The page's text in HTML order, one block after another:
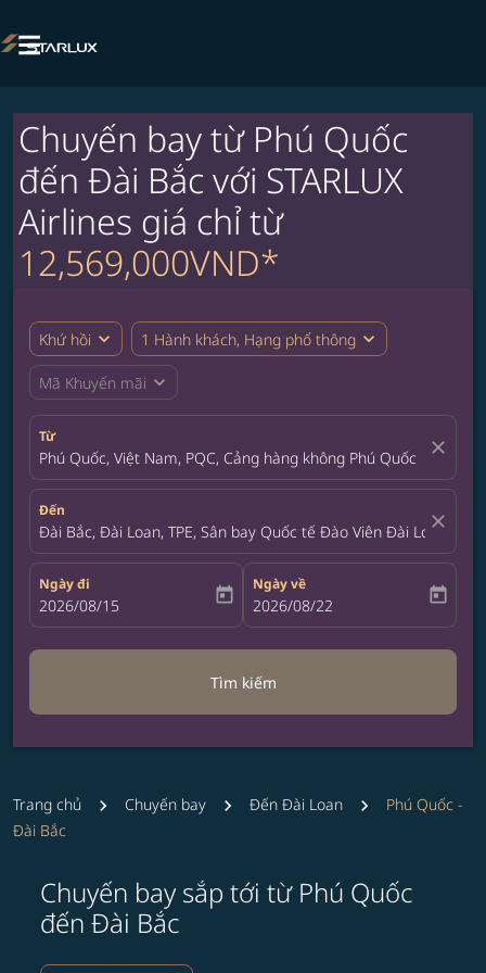

Chuyến bay từ Phú Quốc
đến Đài Bắc với STARLUX
Airlines giá chỉ từ
12,569,000VND*
Khứ hồi expand_more 1 Hành khách, Hạng phổ thông expand_more
Mã Khuyến mãi expand_more
Từ
Phú Quốc, Việt Nam, PQC, Cảng hàng không Phú Quốc close
Đến
Đài Bắc, Đài Loan, TPE, Sân bay Quốc tế Đào Viên Đài Loan
close
Ngày đi
fc-booking-departure-date-aria-label
2026/08/15 today
Ngày về
fc-booking-return-date-aria-label
2026/08/22 today
Tìm kiếm
Trang chủ Chuyến bay Đến Đài Loan
Phú Quốc -
Đài Bắc
Chuyến bay sắp tới từ Phú Quốc
đến Đài Bắc